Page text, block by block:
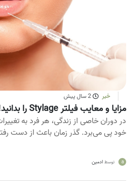
خبر 2 سال پیش
مزایا و معایب فیلتر Stylage را بدانید!
در دوران خاصی از زندگی، هر فرد به
خود پی می‌برد. گذر زمان باعث از دست
a توسط ادمین